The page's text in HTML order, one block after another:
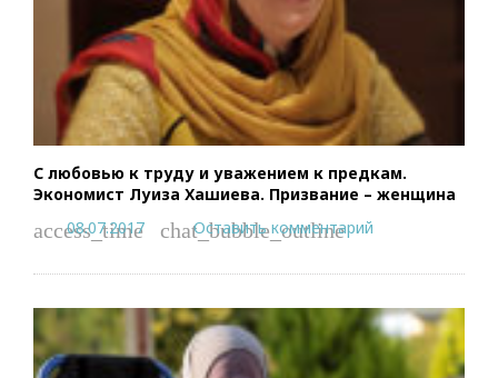
С любовью к труду и уважением к предкам.
Экономист Луиза Хашиева. Призвание – женщина
access_time
08.07.2017 chat_bubble_outline
Оставить комментарий